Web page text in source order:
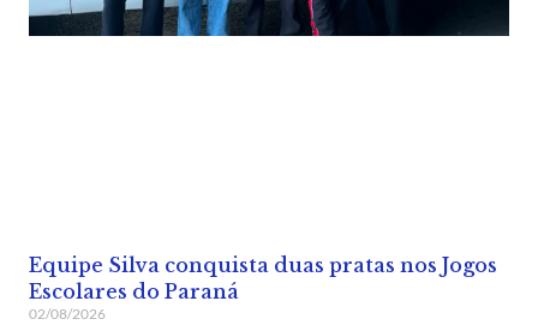
Equipe Silva conquista duas pratas nos Jogos
Escolares do Paraná
02/08/2026